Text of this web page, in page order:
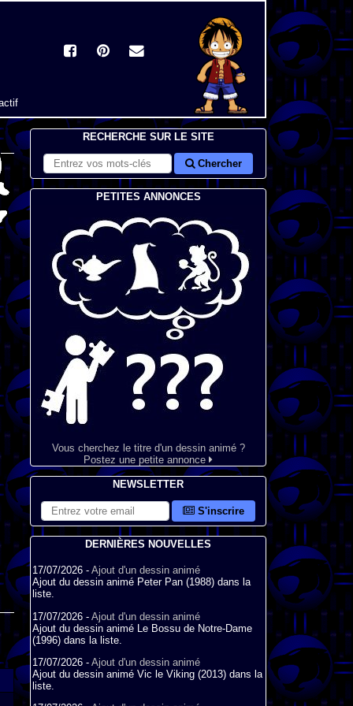
RECHERCHE SUR LE SITE
Chercher
PETITES ANNONCES
Vous cherchez le titre d'un dessin animé ?
Postez une petite annonce
NEWSLETTER
S'inscrire
DERNIÈRES NOUVELLES
17/07/2026 - Ajout d'un dessin animé
Ajout du dessin animé Peter Pan (1988) dans la
liste.
17/07/2026 - Ajout d'un dessin animé
Ajout du dessin animé Le Bossu de Notre-Dame
(1996) dans la liste.
17/07/2026 - Ajout d'un dessin animé
Ajout du dessin animé Vic le Viking (2013) dans la
liste.